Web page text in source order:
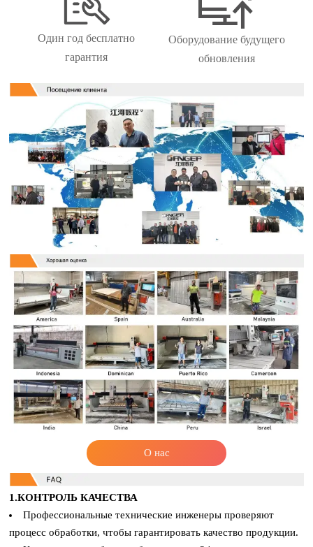
Один год бесплатно
гарантия
Оборудование будущего
обновления
О нас
1.КОНТРОЛЬ КАЧЕСТВА
Профессиональные технические инженеры проверяют
процесс обработки, чтобы гарантировать качество продукции.